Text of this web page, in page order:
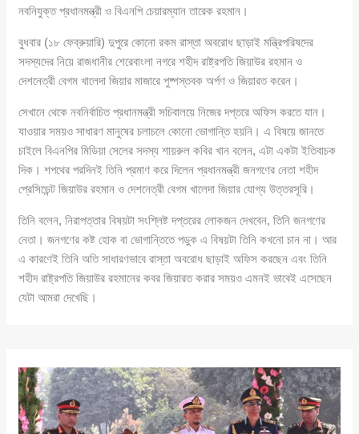
নবনিযুক্ত প্রধানমন্ত্রী ও বিএনপি চেয়ারম্যান তারেক রহমান।
বুধবার (১৮ ফেব্রুয়ারি) দুপুরে কোনো রকম রাস্তা অবরোধ ছাড়াই মন্ত্রিপরিষদের
সদস্যদের নিয়ে রাজধানীর শেরেবাংলা নগরে শহীদ রাষ্ট্রপতি জিয়াউর রহমান ও
দেশনেত্রী বেগম খালেদা জিয়ার মাজারে পুষ্পস্তবক অর্পণ ও জিয়ারত করেন।
সেখানে থেকে নবনির্বাচিত প্রধানমন্ত্রী সচিবালয়ে নিজের দপ্তরে অফিস করতে যান।
যাওয়ার সময়ও সাধারণ মানুষের চলাচলে কোনো ভোগান্তি হয়নি। এ বিষয়ে জানতে
চাইলে বিএনপির মিডিয়া সেলের সদস্য শায়রুল কবির খান বলেন, এটা একটা ইতিবাচক
দিক। শপথের পরদিনই তিনি প্রমাণ করে দিলেন প্রধানমন্ত্রী জনগণের নেতা শহীদ
প্রেসিডেন্ট জিয়াউর রহমান ও দেশনেত্রী বেগম খালেদা জিয়ার যোগ্য উত্তরসূরি।
তিনি বলেন, নিরাপত্তার বিষয়টা সংশ্লিষ্ট দপ্তরের লোকজন দেখবেন, তিনি জনগণের
নেতা। জনগণের কষ্ট হোক বা ভোগান্তিতে পড়ুক এ বিষয়টা তিনি কখনো চান না। আর
এ কারণেই তিনি অতি সাধারণভাবে রাস্তা অবরোধ ছাড়াই অফিস করছেন এবং তিনি
শহীদ রাষ্ট্রপতি জিয়াউর রহমানের কবর জিয়ারত করার সময়ও এমনই ভাবেই এসেছেন
যেটা আমরা দেখেছি।